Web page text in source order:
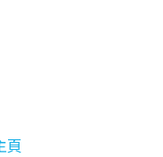
頁